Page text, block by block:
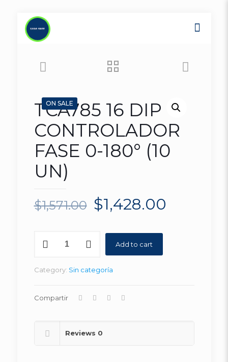
ON SALE
TCA785 16 DIP
CONTROLADOR
FASE 0-180° (10
UN)
$1,571.00 $1,428.00
FASE
(10
quantity
Add to cart
Category: Sin categoría
Compartir
Reviews 0